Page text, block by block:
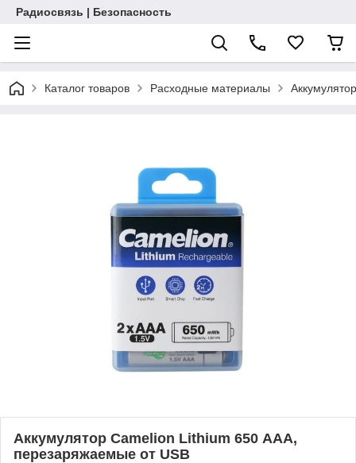
Радиосвязь | Безопасность
Каталог товаров Расходные материалы
Аккумулятор Camelion Lithium 650 ААА,
перезаряжаемые от USB